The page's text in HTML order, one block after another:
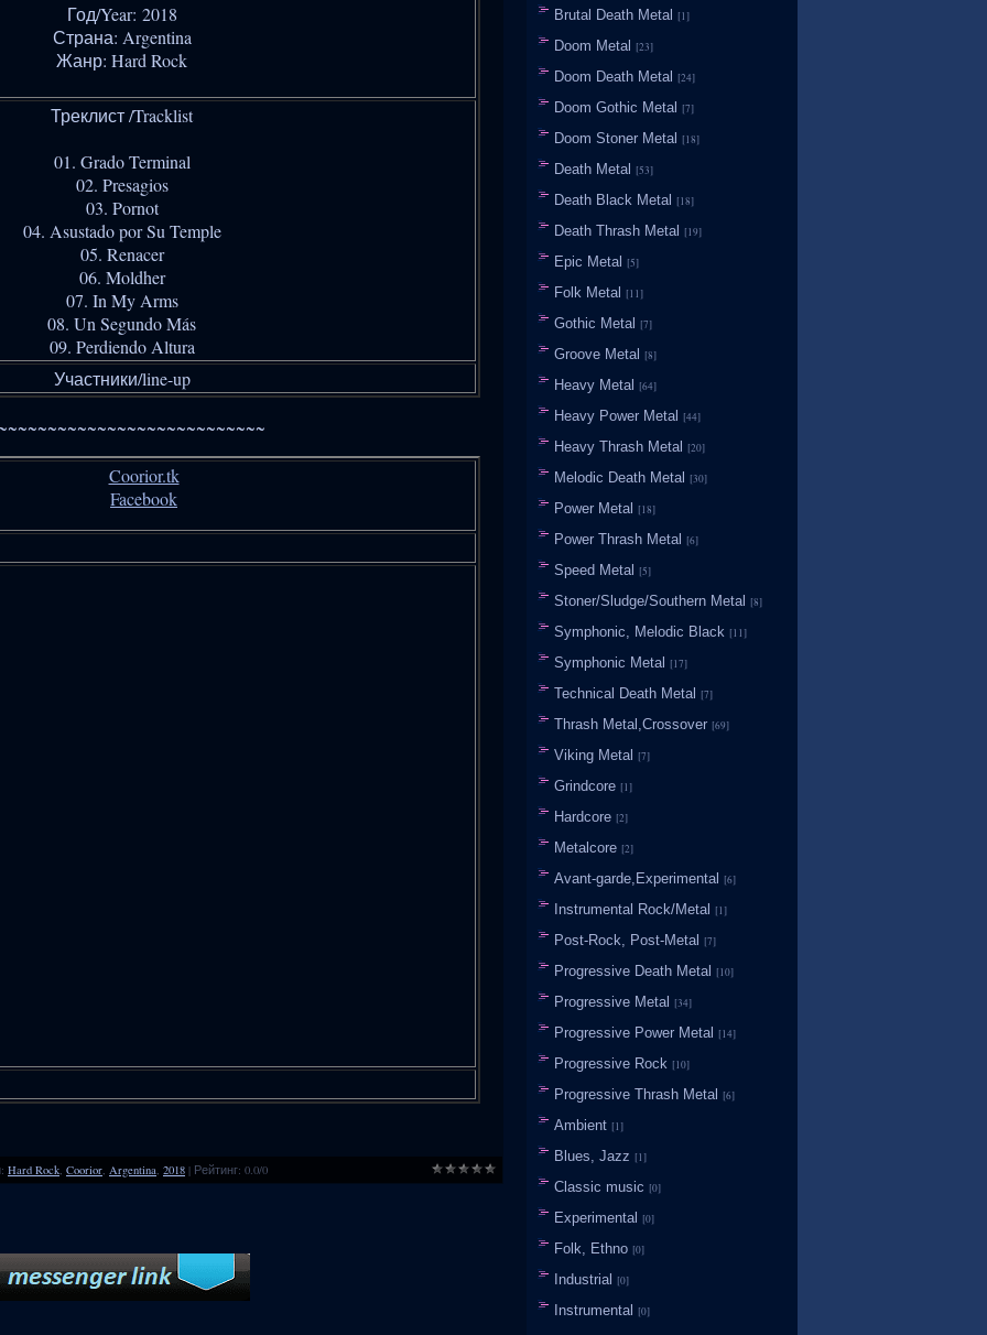
Год/Year: 2018
Страна: Argentina
Жанр: Hard Rock
Треклист /Tracklist
01. Grado Terminal
02. Presagios
03. Pornot
04. Asustado por Su Temple
05. Renacer
06. Moldher
07. In My Arms
08. Un Segundo Más
09. Perdiendo Altura
Участники/line-up
Coorior.tk
Facebook
: Hard Rock Coorior Argentina 2018 | Рейтинг: 0.0/0
Brutal Death Metal [1]
Doom Metal [23]
Doom Death Metal [24]
Doom Gothic Metal [7]
Doom Stoner Metal [18]
Death Metal [53]
Death Black Metal [18]
Death Thrash Metal [19]
Epic Metal [5]
Folk Metal [11]
Gothic Metal [7]
Groove Metal [8]
Heavy Metal [64]
Heavy Power Metal [44]
Heavy Thrash Metal [20]
Melodic Death Metal [30]
Power Metal [18]
Power Thrash Metal [6]
Speed Metal [5]
Stoner/Sludge/Southern Metal [8]
Symphonic, Melodic Black [11]
Symphonic Metal [17]
Technical Death Metal [7]
Thrash Metal,Crossover [69]
Viking Metal [7]
Grindcore [1]
Hardcore [2]
Metalcore [2]
Avant-garde,Experimental [6]
Instrumental Rock/Metal [1]
Post-Rock, Post-Metal [7]
Progressive Death Metal [10]
Progressive Metal [34]
Progressive Power Metal [14]
Progressive Rock [10]
Progressive Thrash Metal [6]
Ambient [1]
Blues, Jazz [1]
Classic music [0]
Experimental [0]
Folk, Ethno [0]
Industrial [0]
Instrumental [0]